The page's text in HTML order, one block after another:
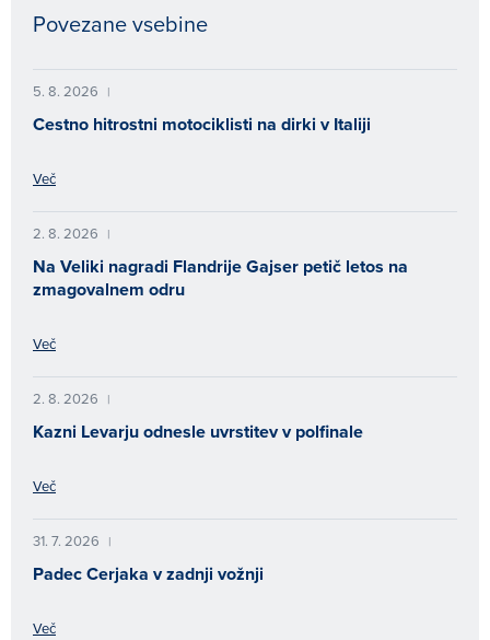
Povezane vsebine
5. 8. 2026 |
Cestno hitrostni motociklisti na dirki v Italiji
Več
2. 8. 2026 |
Na Veliki nagradi Flandrije Gajser petič letos na
zmagovalnem odru
Več
2. 8. 2026 |
Kazni Levarju odnesle uvrstitev v polfinale
Več
31. 7. 2026 |
Padec Cerjaka v zadnji vožnji
Več